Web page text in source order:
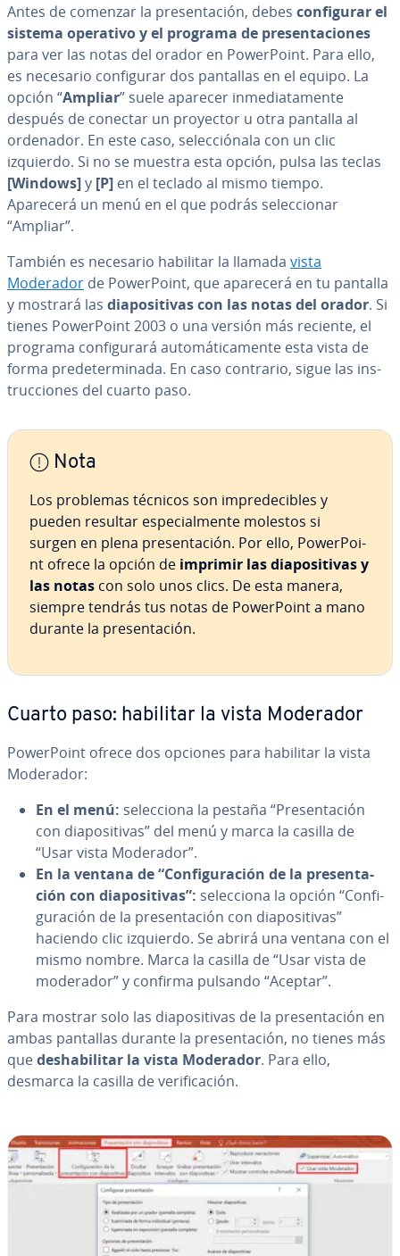
Antes de comenzar la pre­se­n­ta­ción, debes co­n­fi­gu­rarel
sistema operativo y el programa de pre­se­n­ta­cio­nes
para ver las notas del orador en Po­we­r­Poi­nt. Para ello,
es necesario co­n­fi­gu­rar dos pantallas en el equipo. La
opción “Ampliar” suele aparecer in­me­dia­ta­me­n­te
después de conectar un proyector u otra pantalla al
ordenador. En este caso, se­le­c­ció­na­la con un clic
izquierdo. Si no se muestra esta opción, pulsa las teclas
[Windows]y [P] en el teclado al mismo tiempo.
Aparecerá un menú en el que podrás se­le­c­cio­nar
“Ampliar”.
También es necesario habilitar la llamada vista
Moderador de Po­we­r­Poi­nt, que aparecerá en tu pantalla
y mostrará las dia­po­si­ti­vas con las notas del orador. Si
tienes Po­we­r­Poi­nt 2003 o una versión más reciente, el
programa co­n­fi­gu­ra­rá au­to­má­ti­ca­me­n­te esta vista de
forma pre­de­te­r­mi­na­da. En caso contrario, sigue las in­s­
tru­c­cio­nes del cuarto paso.
Nota
Los problemas técnicos son im­pre­de­ci­bles y
pueden resultar es­pe­cia­l­me­n­te molestos si
surgen en plena pre­se­n­ta­ción. Por ello, Po­we­r­Poi­
nt ofrece la opción de imprimir las dia­po­si­ti­vas y
las notas con solo unos clics. De esta manera,
siempre tendrás tus notas de Po­we­r­Poi­nt a mano
durante la pre­se­n­ta­ción.
Cuarto paso: habilitar la vista Moderador
Po­we­r­Poi­nt ofrece dos opciones para habilitar la vista
Moderador:
En el menú: se­le­c­cio­na la pestaña “Pre­se­n­ta­ción
con dia­po­si­ti­vas” del menú y marca la casilla de
“Usar vista Moderador”.
En la ventana de “Co­n­fi­gu­ra­ción de la pre­se­n­ta­
ción con dia­po­si­ti­vas”: se­le­c­cio­na la opción “Co­n­fi­
gu­ra­ción de la pre­se­n­ta­ción con dia­po­si­ti­vas”
haciendo clic izquierdo. Se abrirá una ventana con el
mismo nombre. Marca la casilla de “Usar vista de
moderador” y confirma pulsando “Aceptar”.
Para mostrar solo las dia­po­si­ti­vas de la pre­se­n­ta­ción en
ambas pantallas durante la pre­se­n­ta­ción, no tienes más
quedes­ha­bi­li­tar la vista Moderador. Para ello,
desmarca la casilla de ve­ri­fi­ca­ción.